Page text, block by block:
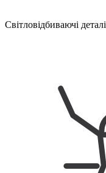
Світловідбиваючі деталі